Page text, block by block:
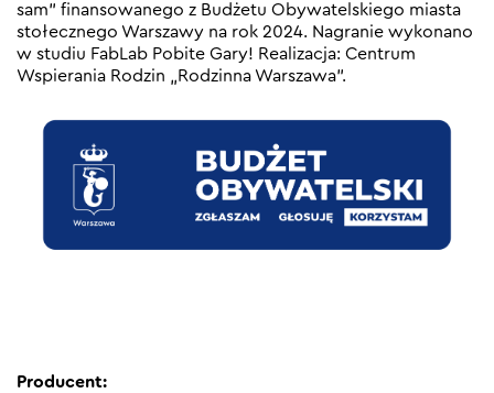
sam” finansowanego z Budżetu Obywatelskiego miasta
stołecznego Warszawy na rok 2024. Nagranie wykonano
w studiu FabLab Pobite Gary! Realizacja: Centrum
Wspierania Rodzin „Rodzinna Warszawa”.
Producent: